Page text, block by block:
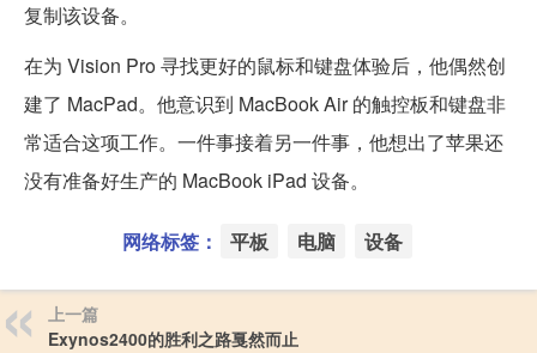
复制该设备。
在为 Vision Pro 寻找更好的鼠标和键盘体验后，他偶然创
建了 MacPad。他意识到 MacBook Air 的触控板和键盘非
常适合这项工作。一件事接着另一件事，他想出了苹果还
没有准备好生产的 MacBook iPad 设备。
网络标签： 平板 电脑 设备
上一篇
Exynos2400的胜利之路戛然而止